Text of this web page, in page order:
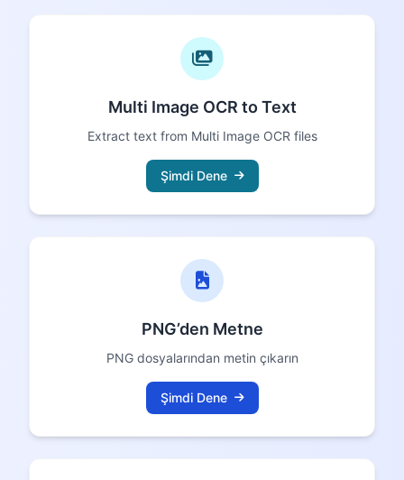
Multi Image OCR to Text
Extract text from Multi Image OCR files
Şimdi Dene
PNG’den Metne
PNG dosyalarından metin çıkarın
Şimdi Dene